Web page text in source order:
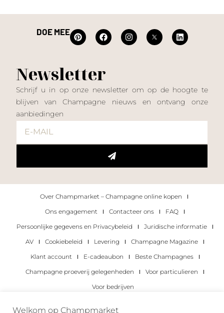
DOE MEE
Newsletter
Schrijf u in op onze newsletter om op de hoogte te
blijven van Champagne nieuws en ontvang onze
aanbiedingen
Over Champmarket – Champagne online kopen
Ons engagement
Contacteer ons
FAQ
Persoonlijke gegevens en Privacybeleid
Juridische informatie
AV
Cookiebeleid Levering
Champagne Magazine
Klant account
E-cadeaubon
Beste Champagnes
Champagne proeverij gelegenheden
Voor particulieren
Voor bedrijven
Copyright 2022 © alle rechten voorbehouden.
Welkom op Champmarket